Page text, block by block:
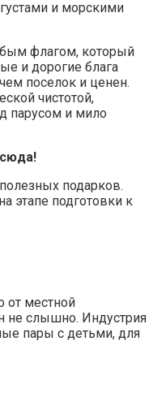
и морскими
флагом, который
и дорогие блага
поселок и ценен.
чистотой,
парусом и мило
подарков.
этапе подготовки к
от местной
не слышно. Индустрия
пары с детьми, для